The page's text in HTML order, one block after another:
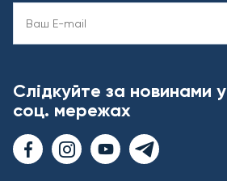
Слідкуйте за новинами у
соц. мережах